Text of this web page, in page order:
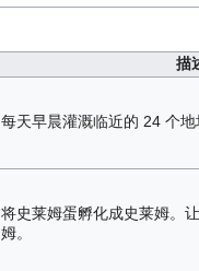
描
每天早晨灌溉临近的 24 个地
将史莱姆蛋孵化成史莱姆。
姆。